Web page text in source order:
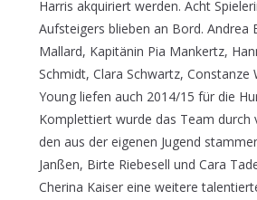
Harris akquiriert werden. Acht
Aufsteigers blieben an Bord. Andrea
Mallard, Kapitänin Pia Mankertz,
Schmidt, Clara Schwartz, Constanze
Young liefen auch 2014/15 für die
Komplettiert wurde das Team durch
den aus der eigenen Jugend
Janßen, Birte Riebesell und Cara
Cherina Kaiser eine weitere